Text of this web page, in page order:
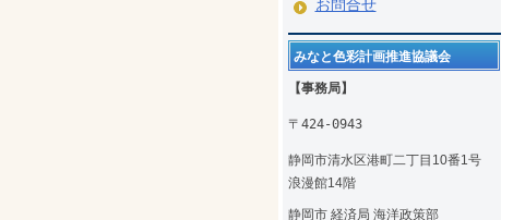
お問合せ
みなと色彩計画推進協議会
【事務局】
〒424-0943
静岡市清水区港町二丁目10番1号
浪漫館14階
静岡市 経済局 海洋政策部